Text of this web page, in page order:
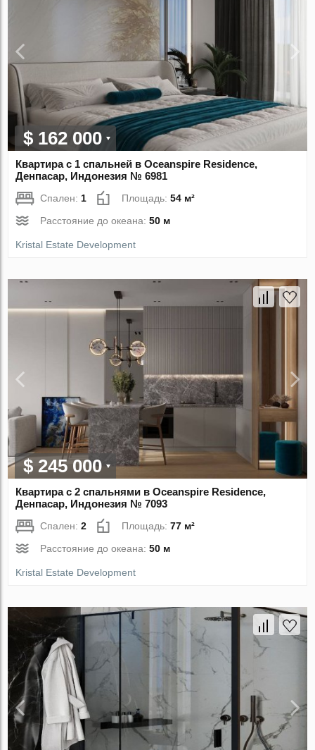
$ 162 000
Квартира с 1 спальней в Oceanspire Residence,
Денпасар, Индонезия № 6981
Спален: 1 Площадь:54 м²
Расстояние до океана:50 м
Kristal Estate Development
$ 245 000
Квартира с 2 спальнями в Oceanspire Residence,
Денпасар, Индонезия № 7093
Спален:2 Площадь:77 м²
Расстояние до океана:50 м
Kristal Estate Development